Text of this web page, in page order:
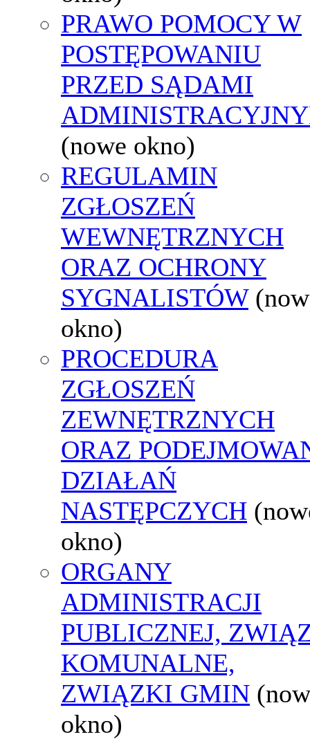
PRAWO POMOCY W
POSTĘPOWANIU
PRZED SĄDAMI
(nowe okno)
REGULAMIN
ZGŁOSZEŃ
WEWNĘTRZNYCH
ORAZ OCHRONY
SYGNALISTÓW
okno)
PROCEDURA
ZGŁOSZEŃ
ZEWNĘTRZNYCH
ORAZ
DZIAŁAŃ
NASTĘPCZYCH
okno)
ORGANY
ADMINISTRACJI
PUBLICZNEJ,
KOMUNALNE,
ZWIĄZKI GMIN
okno)